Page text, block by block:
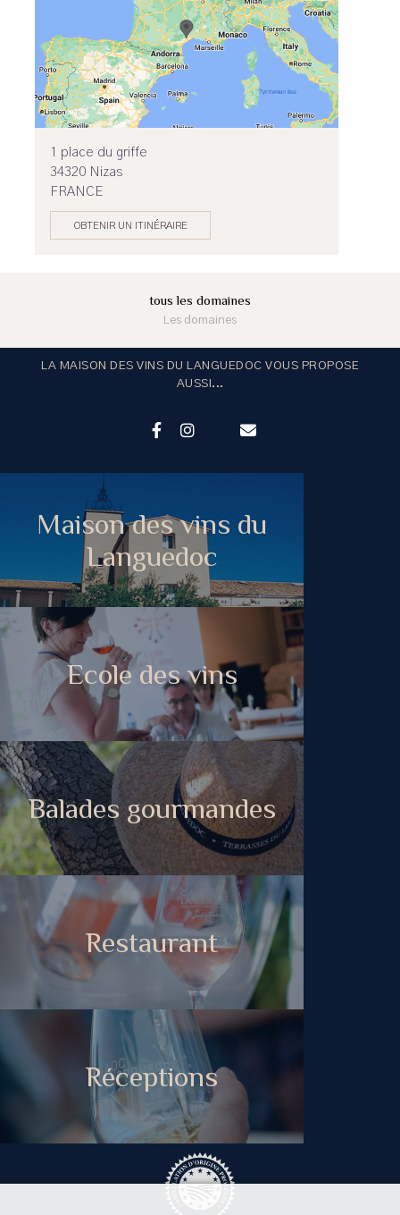
1 place du griffe
34320 Nizas
FRANCE
OBTENIR UN ITINÉRAIRE
tous les domaines
Les domaines
LA MAISON DES VINS DU LANGUEDOC VOUS PROPOSE
AUSSI...
Maison des vins du
Languedoc
Ecole des vins
Balades gourmandes
Restaurant
Réceptions